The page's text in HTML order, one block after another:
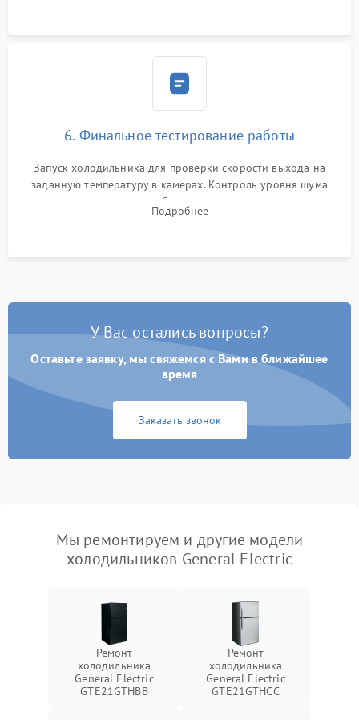
6. Финальное тестирование работы
Запуск холодильника для проверки скорости выхода на
заданную температуру в камерах. Контроль уровня шума
компрессора, отсутствия обмерзания стенок и корректного
срабатывания системы автоматической оттайки.
Подробнее
У Вас остались вопросы?
Оставьте заявку, мы свяжемся с Вами в ближайшее
время
Заказать звонок
Мы ремонтируем и другие модели
холодильников General Electric
Ремонт
холодильника
General Electric
GTE21GTHBB
Ремонт
холодильника
General Electric
GTE21GTHCC